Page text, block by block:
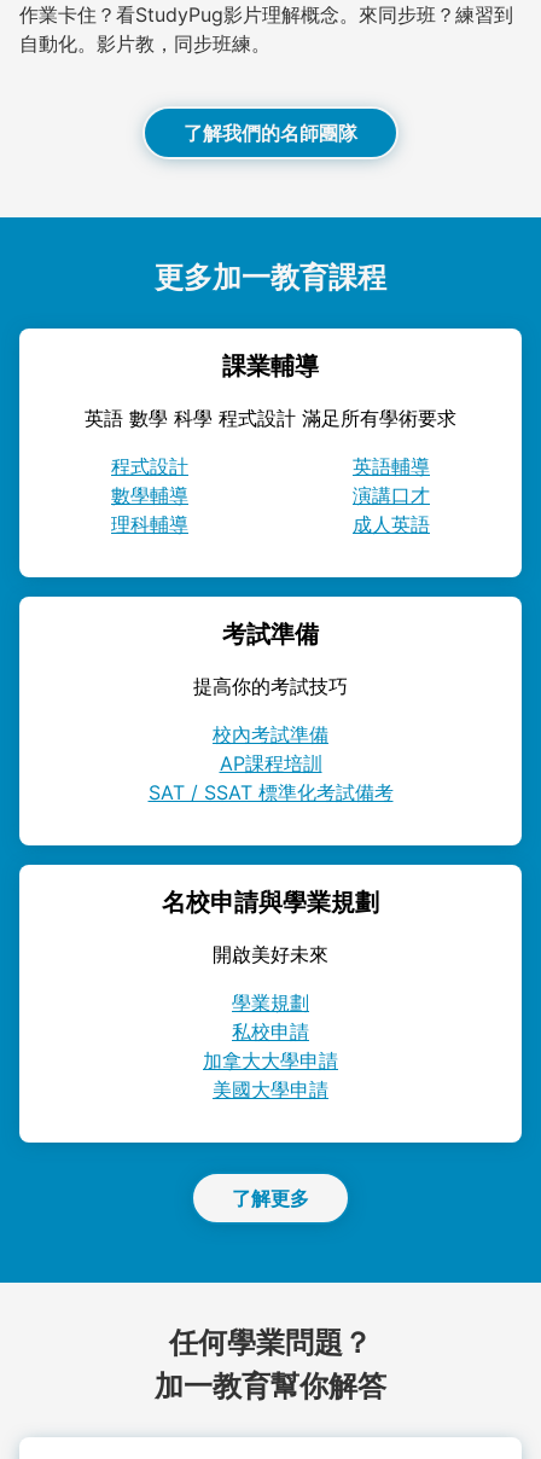
作業卡住？看StudyPug影片理解概念。來同步班？練習到
自動化。影片教，同步班練。
了解我們的名師團隊
更多加一教育課程
課業輔導
英語 數學 科學 程式設計 滿足所有學術要求
程式設計
數學輔導
理科輔導
英語輔導
演講口才
成人英語
考試準備
提高你的考試技巧
校內考試準備
AP課程培訓
SAT / SSAT 標準化考試備考
名校申請與學業規劃
開啟美好未來
學業規劃
私校申請
加拿大大學申請
美國大學申請
了解更多
任何學業問題？
加一教育幫你解答